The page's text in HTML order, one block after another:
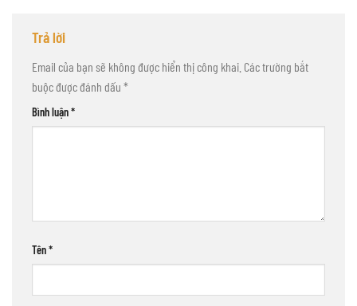
Trả lời
Email của bạn sẽ không được hiển thị công khai. Các trường bắt
buộc được đánh dấu *
Bình luận*
Tên*